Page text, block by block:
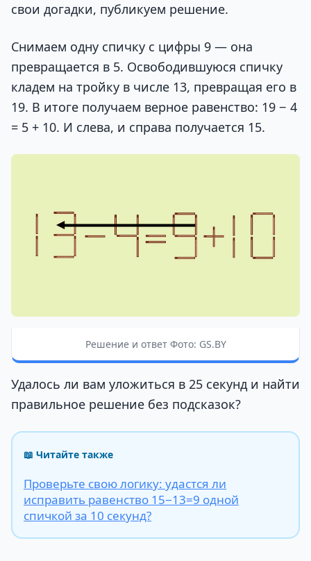
свои догадки, публикуем решение.
Снимаем одну спичку с цифры 9 — она
превращается в 5. Освободившуюся спичку
кладем на тройку в числе 13, превращая его в
19. В итоге получаем верное равенство: 19 − 4
= 5 + 10. И слева, и справа получается 15.
Решение и ответ Фото: GS.BY
Удалось ли вам уложиться в 25 секунд и найти
правильное решение без подсказок?
📖 Читайте также
Проверьте свою логику: удастся ли
исправить равенство 15−13=9 одной
спичкой за 10 секунд?